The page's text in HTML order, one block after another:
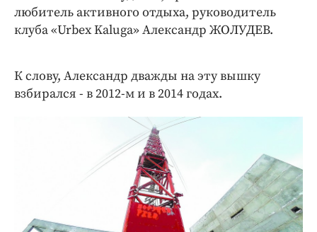
любитель активного отдыха, руководитель
клуба «Urbex Kaluga» Александр ЖОЛУДЕВ.
К слову, Александр дважды на эту вышку
взбирался - в 2012-м и в 2014 годах.